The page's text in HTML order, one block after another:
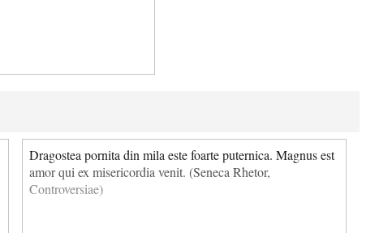
Dragostea pornita din mila este foarte puternica. Magnus est
amor qui ex misericordia venit. (Seneca Rhetor,
Controversiae)